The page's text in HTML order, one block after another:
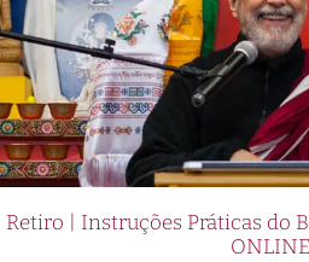
Retiro | Instruções Práticas do
ONLINE